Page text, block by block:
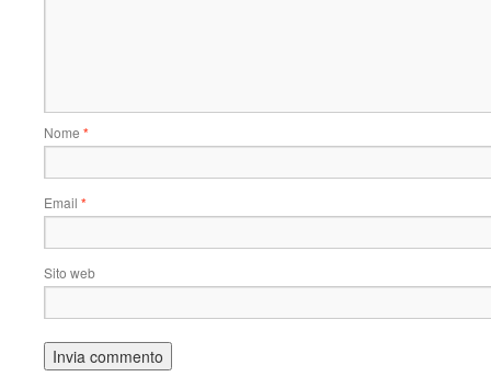
Nome *
Email *
Sito web